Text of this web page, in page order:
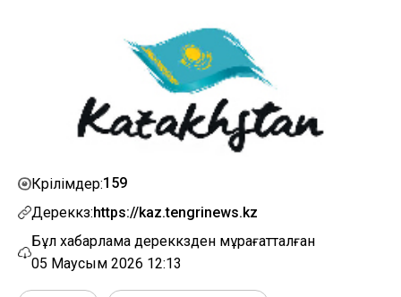
Көрілімдер:159
Дереккөз:https://kaz.tengrinews.kz
Бұл хабарлама дереккөзден мұрағатталған
05 Маусым 2026 12:13